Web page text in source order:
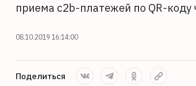
приема c2b-платежей по QR-
08.10.2019 16:14:00
Поделиться